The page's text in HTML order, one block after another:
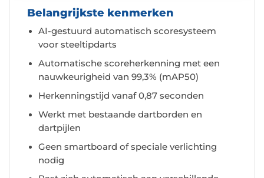
Belangrijkste kenmerken
AI-gestuurd automatisch scoresysteem
voor steeltipdarts
Automatische scoreherkenning met een
nauwkeurigheid van 99,3% (mAP50)
Herkenningstijd vanaf 0,87 seconden
Werkt met bestaande dartborden en
dartpijlen
Geen smartboard of speciale verlichting
nodig